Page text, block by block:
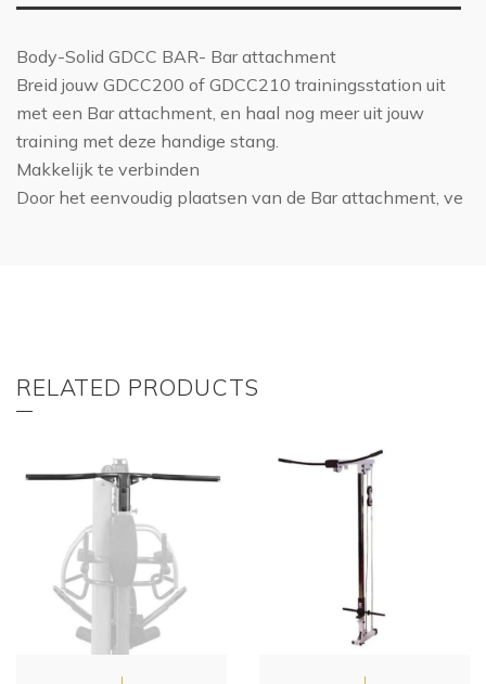
Body-Solid GDCC BAR- Bar attachment
Breid jouw GDCC200 of GDCC210 trainingsstation uit
met een Bar attachment, en haal nog meer uit jouw
training met deze handige stang.
Makkelijk te verbinden
Door het eenvoudig plaatsen van de Bar attachment, ve
RELATED PRODUCTS